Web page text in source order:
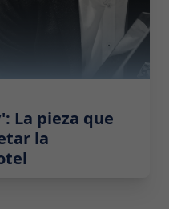
La pieza que
la